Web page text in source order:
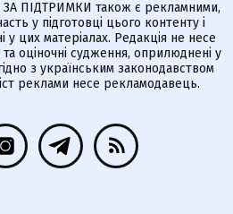
ПІДТРИМКИ також є рекламними,
у підготовці цього контенту і
у цих матеріалах. Редакція не несе
та оціночні судження, оприлюднені у
з українським законодавством
реклами несе рекламодавець.